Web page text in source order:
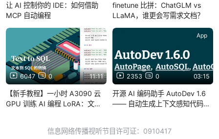
让 AI 控制你的 IDE：如何借助
MCP 自动编程
finetune 比拼：ChatGLM vs
LLaMA，谁更会写需求文档？
6047 0 11:11
App
【新手教程】一小时 A3090 云
GPU 训练 AI 编程 LoRA：文本
2353 0 03:15
App
开源 AI 编码助手 AutoDev 1.6
—— 自动生成上下文感知代码：
信息网络传播视听节目许可证：0910417